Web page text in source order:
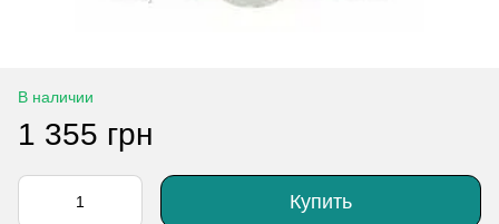
В наличии
1 355 грн
Купить